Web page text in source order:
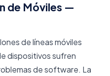
de Móviles —
de líneas móviles
dispositivos sufren
de software. La